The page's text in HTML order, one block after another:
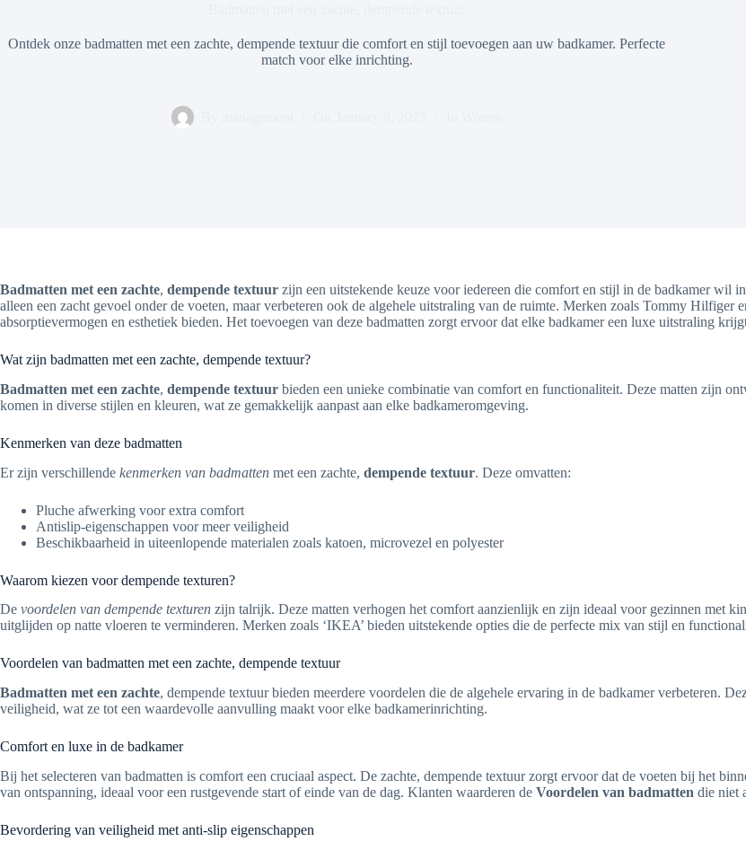
Ontdek onze badmatten met een zachte, dempende textuur die comfort en stijl toevoegen aan uw badkamer. Perfecte
match voor elke inrichting.
Badmatten met een zachte, dempende textuur zijn een uitstekende keuze voor iedereen die comfort en stijl in de badkamer wil
alleen een zacht gevoel onder de voeten, maar verbeteren ook de algehele uitstraling van de ruimte. Merken zoals Tommy Hilfiger
absorptievermogen en esthetiek bieden. Het toevoegen van deze badmatten zorgt ervoor dat elke badkamer een luxe uitstraling
Wat zijn badmatten met een zachte, dempende textuur?
Badmatten met een zachte, dempende textuur bieden een unieke combinatie van comfort en functionaliteit. Deze matten zijn
komen in diverse stijlen en kleuren, wat ze gemakkelijk aanpast aan elke badkameromgeving.
Kenmerken van deze badmatten
Er zijn verschillende kenmerken van badmatten met een zachte, dempende textuur. Deze omvatten:
Pluche afwerking voor extra comfort
Antislip-eigenschappen voor meer veiligheid
Beschikbaarheid in uiteenlopende materialen zoals katoen, microvezel en polyester
Waarom kiezen voor dempende texturen?
De voordelen van dempende texturen zijn talrijk. Deze matten verhogen het comfort aanzienlijk en zijn ideaal voor gezinnen met
uitglijden op natte vloeren te verminderen. Merken zoals ‘IKEA’ bieden uitstekende opties die de perfecte mix van stijl en
Voordelen van badmatten met een zachte, dempende textuur
Badmatten met een zachte, dempende textuur bieden meerdere voordelen die de algehele ervaring in de badkamer verbeteren.
veiligheid, wat ze tot een waardevolle aanvulling maakt voor elke badkamerinrichting.
Comfort en luxe in de badkamer
Bij het selecteren van badmatten is comfort een cruciaal aspect. De zachte, dempende textuur zorgt ervoor dat de voeten bij het
van ontspanning, ideaal voor een rustgevende start of einde van de dag. Klanten waarderen de Voordelen van badmatten die niet
Bevordering van veiligheid met anti-slip eigenschappen